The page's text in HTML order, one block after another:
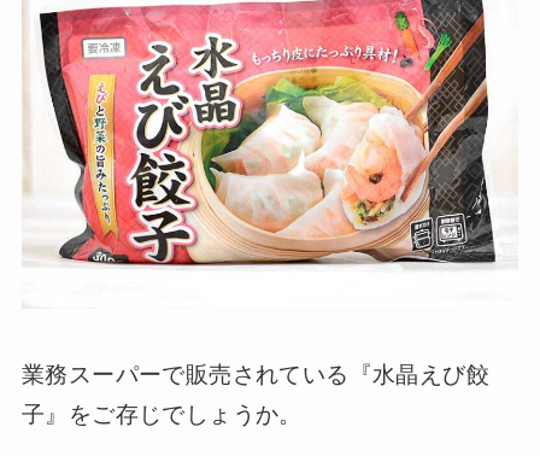
業務スーパーで販売されている『水晶えび餃
子』をご存じでしょうか。